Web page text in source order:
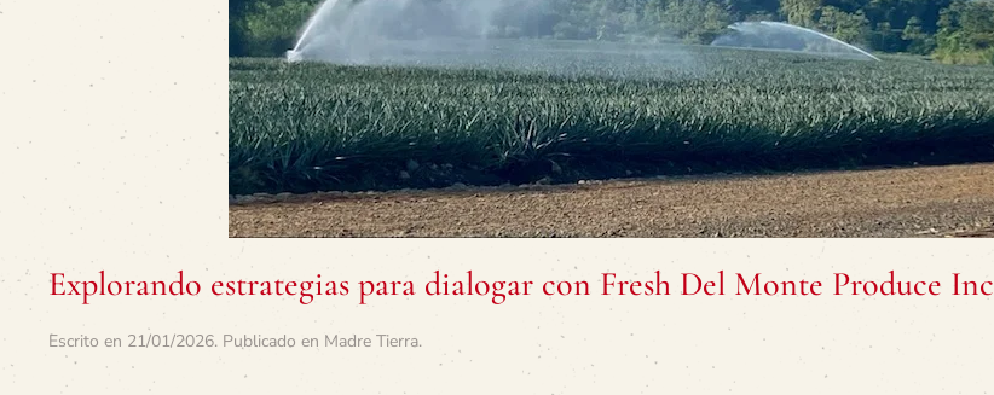
Explorando estrategias para dialogar con Fresh Del Monte Produce Inc
Escrito en 21/01/2026. Publicado en Madre Tierra.